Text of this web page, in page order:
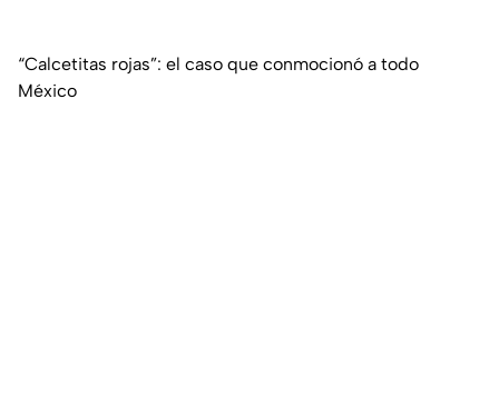
“Calcetitas rojas”: el caso que conmocionó a todo
México